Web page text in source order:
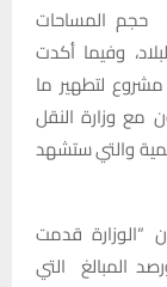
حجم المساحات
وفيما أكدت
عن مشروع لتطهير ما
مع وزارة النقل
والتي ستشهد
قدمت
المبالغ التي